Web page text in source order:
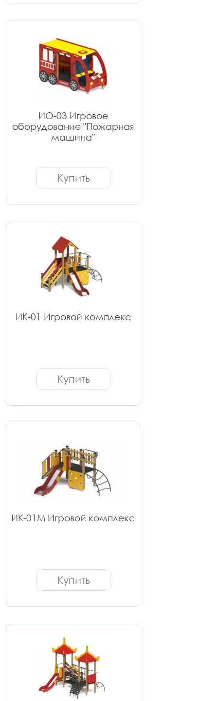
ИО-03 Игровое
оборудование "Пожарная
машина"
Купить
ИК-01 Игровой комплекс
Купить
ИК-01М Игровой комплекс
Купить